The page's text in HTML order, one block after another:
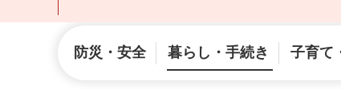
防災・安全 暮らし・手続き 子育て